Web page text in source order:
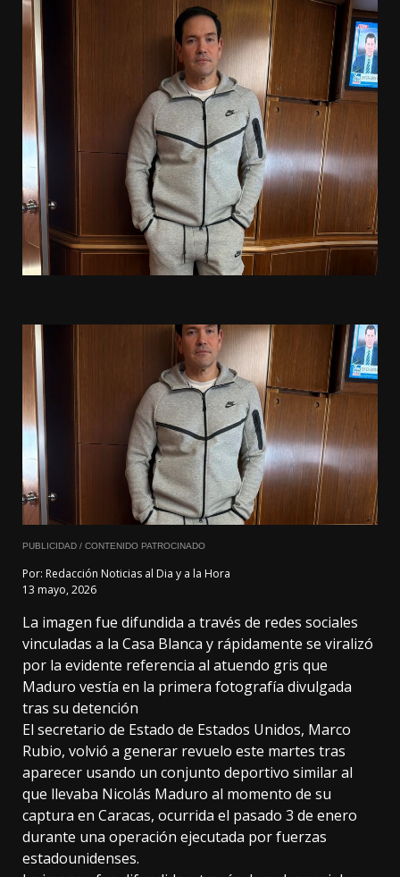
PUBLICIDAD / CONTENIDO PATROCINADO
Por: Redacción Noticias al Dia y a la Hora
13 mayo, 2026
La imagen fue difundida a través de redes sociales
vinculadas a la Casa Blanca y rápidamente se viralizó
por la evidente referencia al atuendo gris que
Maduro vestía en la primera fotografía divulgada
tras su detención
El secretario de Estado de Estados Unidos, Marco
Rubio, volvió a generar revuelo este martes tras
aparecer usando un conjunto deportivo similar al
que llevaba Nicolás Maduro al momento de su
captura en Caracas, ocurrida el pasado 3 de enero
durante una operación ejecutada por fuerzas
estadounidenses.